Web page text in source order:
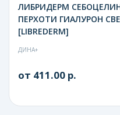
ЛИБРИДЕРМ
ПЕРХОТИ ГИАЛУРОН
[LIBREDERM]
ДИНА+
от 411.00 р.